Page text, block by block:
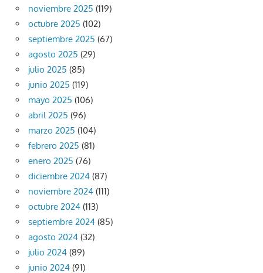
noviembre 2025 (119)
octubre 2025 (102)
septiembre 2025 (67)
agosto 2025 (29)
julio 2025 (85)
junio 2025 (119)
mayo 2025 (106)
abril 2025 (96)
marzo 2025 (104)
febrero 2025 (81)
enero 2025 (76)
diciembre 2024 (87)
noviembre 2024 (111)
octubre 2024 (113)
septiembre 2024 (85)
agosto 2024 (32)
julio 2024 (89)
junio 2024 (91)